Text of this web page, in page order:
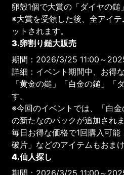
卵殻1個で大賞の「ダイヤの鎚
※大賞を受領した後、全アイ
ットされます。
3.卵割り鎚大販売
期間：2026/3/25 11:00～
詳細：イベント期間中、お得
「黄金の鎚」「白金の鎚」「
す。
※今回のイベントでは、「白金
の新たなのパックが追加され
毎日お得な価格で1回購入可
破片」などのアイテムもおま
4.仙人探し
期間：2026/3/25 11:00～